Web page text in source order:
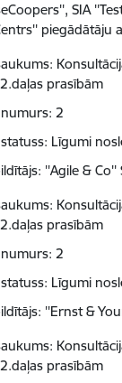
SIA
piegādātāju
prasībām
2
Līgumi
''Agile & Co''
prasībām
2
Līgumi
''Ernst &
prasībām